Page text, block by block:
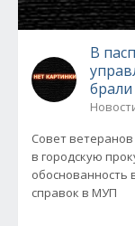
В
Совет
в городскую
обоснованность
справок в МУП